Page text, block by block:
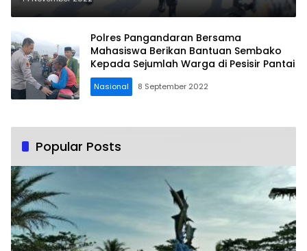
Polres Pangandaran Bersama
Mahasiswa Berikan Bantuan Sembako
Kepada Sejumlah Warga di Pesisir Pantai
Nasional 8 September 2022
Popular Posts